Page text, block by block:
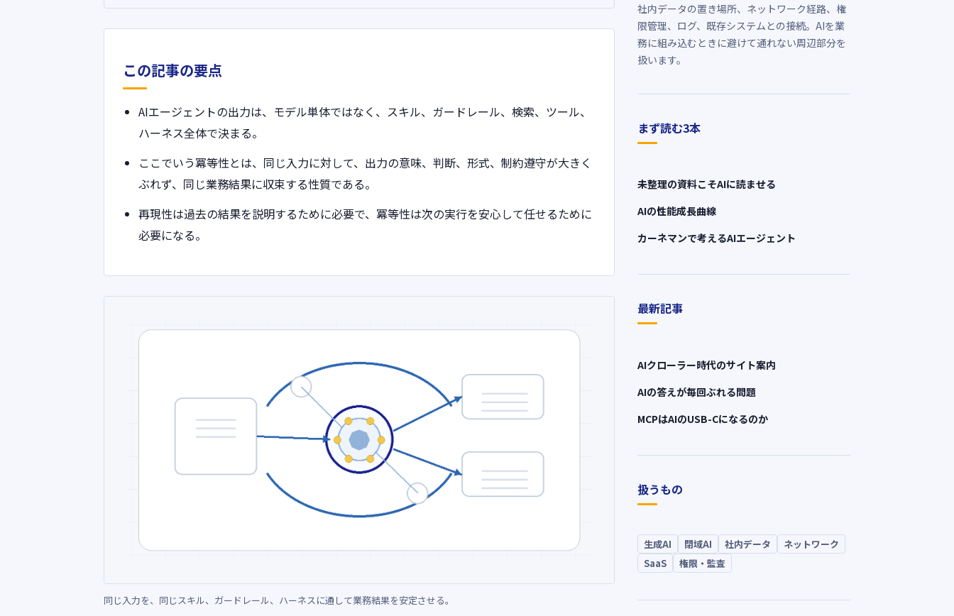
この記事の要点
AIエージェントの出力は、モデル単体ではなく、スキル、ガードレール、検索、ツール、
ハーネス全体で決まる。
ここでいう冪等性とは、同じ入力に対して、出力の意味、判断、形式、制約遵守が大きく
ぶれず、同じ業務結果に収束する性質である。
再現性は過去の結果を説明するために必要で、冪等性は次の実行を安心して任せるために
必要になる。
同じ入力を、同じスキル、ガードレール、ハーネスに通して業務結果を安定させる。
社内データの置き場所、ネットワーク経路、権
限管理、ログ、既存システムとの接続。AIを業
務に組み込むときに避けて通れない周辺部分を
扱います。
まず読む3本
未整理の資料こそAIに読ませる
AIの性能成長曲線
カーネマンで考えるAIエージェント
最新記事
AIクローラー時代のサイト案内
AIの答えが毎回ぶれる問題
MCPはAIのUSB-Cになるのか
扱うもの
生成AI 閉域AI 社内データ
ネットワーク
SaaS
権限・監査